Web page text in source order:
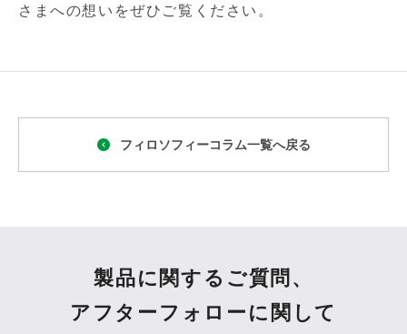
さまへの想いをぜひご覧ください。
フィロソフィーコラム一覧へ戻る
製品に関するご質問、
アフターフォローに関して